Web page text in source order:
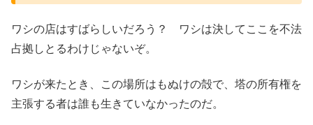
ワシの店はすばらしいだろう？ ワシは決してここを不法
占拠しとるわけじゃないぞ。
ワシが来たとき、この場所はもぬけの殻で、塔の所有権を
主張する者は誰も生きていなかったのだ。